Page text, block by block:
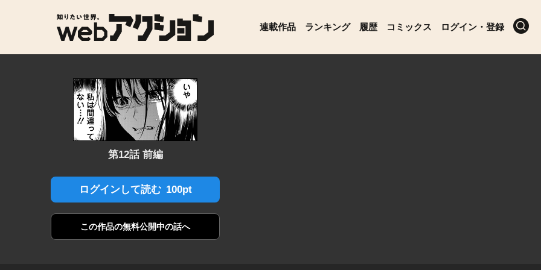
連載作品 ランキング 履歴 コミックス ログイン・登録
第12話 前編
ログインして読む 100pt
この作品の無料公開中の話へ